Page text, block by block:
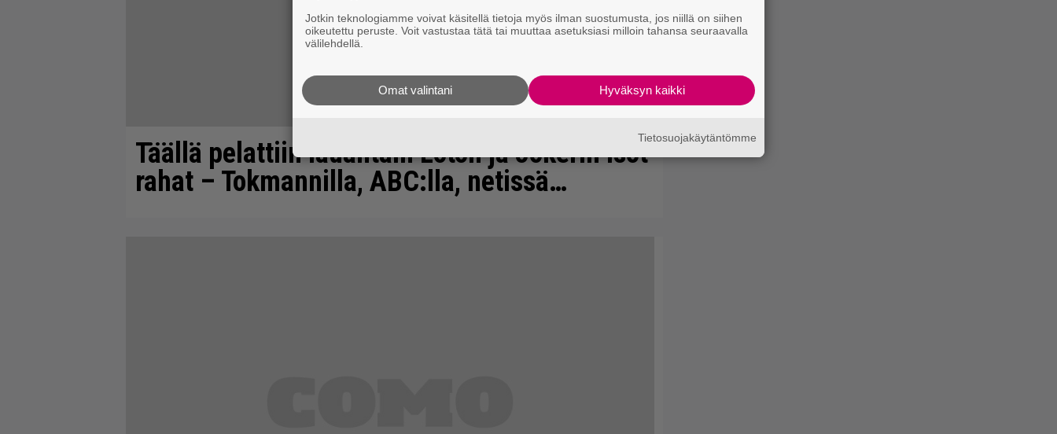
Täällä pelattiin lauantain Loton ja Jokerin isot
rahat – Tokmannilla, ABC:lla, netissä…
Jotkin teknologiamme voivat käsitellä tietoja myös ilman suostumusta, jos niillä on siihen
oikeutettu peruste. Voit vastustaa tätä tai muuttaa asetuksiasi milloin tahansa seuraavalla
välilehdellä.
Hyväksyn kaikki
Omat valintani
Tietosuojakäytäntömme